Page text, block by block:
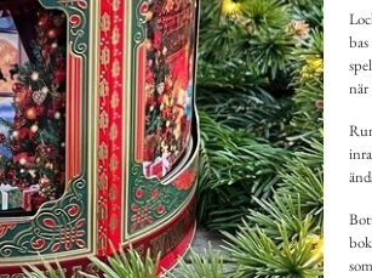
när